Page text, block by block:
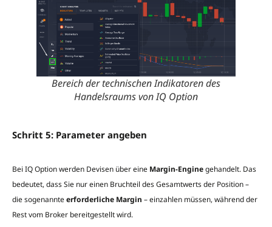
Bereich der technischen Indikatoren des
Handelsraums von IQ Option
Schritt 5: Parameter angeben
Bei IQ Option werden Devisen über eine Margin-Enginegehandelt. Das
bedeutet, dass Sie nur einen Bruchteil des Gesamtwerts der Position –
die sogenannteerforderliche Margin – einzahlen müssen, während der
Rest vom Broker bereitgestellt wird.